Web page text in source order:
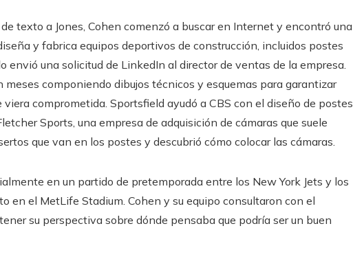
texto a Jones, Cohen comenzó a buscar en Internet y encontró una
y fabrica equipos deportivos de construcción, incluidos postes
envió una solicitud de LinkedIn al director de ventas de la empresa.
componiendo dibujos técnicos y esquemas para garantizar
comprometida. Sportsfield ayudó a CBS con el diseño de postes
Sports, una empresa de adquisición de cámaras que suele
que van en los postes y descubrió cómo colocar las cámaras.
en un partido de pretemporada entre los New York Jets y los
en el MetLife Stadium. Cohen y su equipo consultaron con el
su perspectiva sobre dónde pensaba que podría ser un buen